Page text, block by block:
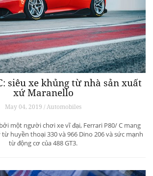
siêu xe khủng từ ​​nhà sản xuất
xứ Maranello
May 04, 2019 / Automobiles
một người chơi xe vĩ đại, Ferrari P80/ C mang
huyền thoại 330 và 966 Dino 206 và sức mạnh
từ động cơ của 488 GT3.